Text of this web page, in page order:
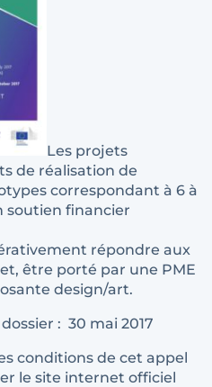
Les projets
de réalisation de
correspondant à 6 à
soutien financier
répondre aux
être porté par une PME
design/art.
: 30 mai 2017
conditions de cet appel
le site internet officiel